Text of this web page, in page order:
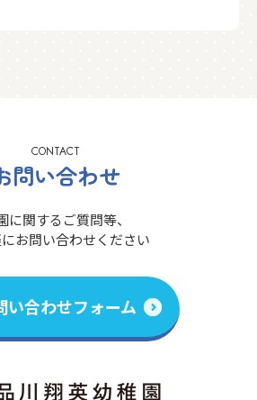
CONTACT
問い合わせ
に関するご質問等、
お問い合わせください
い合わせフォーム